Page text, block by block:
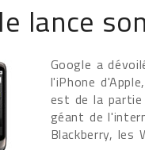
lance
Google a
l'iPhone
est de la
géant de
Blackberry, les